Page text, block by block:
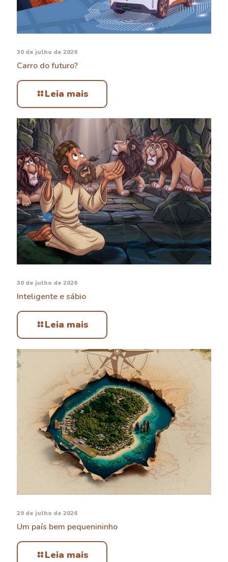
30 de julho de 2026
Carro do futuro?
Leia mais
30 de julho de 2026
Inteligente e sábio
Leia mais
29 de julho de 2026
Um país bem pequenininho
Leia mais